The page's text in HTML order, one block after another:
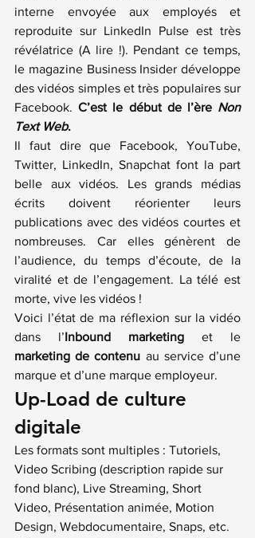
interne envoyée aux employés et
reproduite sur LinkedIn Pulse est très
révélatrice (A lire !). Pendant ce temps,
le magazine Business Insider développe
des vidéos simples et très populaires sur
Facebook. C’est le début de l’ère Non
Text Web.
Il faut dire que Facebook, YouTube,
Twitter, LinkedIn, Snapchat font la part
belle aux vidéos. Les grands médias
écrits doivent réorienter leurs
publications avec des vidéos courtes et
nombreuses. Car elles génèrent de
l’audience, du temps d’écoute, de la
viralité et de l’engagement. La télé est
morte, vive les vidéos !
Voici l’état de ma réflexion sur la vidéo
dans l’Inbound marketing
marketing de contenu au service d’une
marque et d’une marque employeur.
Up-Load de culture
digitale
Les formats sont multiples : Tutoriels,
Video Scribing (description rapide sur
fond blanc), Live Streaming, Short
Video, Présentation animée, Motion
Design, Webdocumentaire, Snaps, etc.